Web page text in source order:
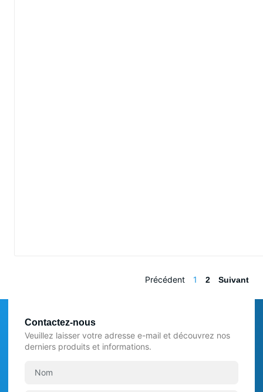
Précédent 1 2 Suivant
Contactez-nous
Veuillez laisser votre adresse e-mail et découvrez nos
derniers produits et informations.